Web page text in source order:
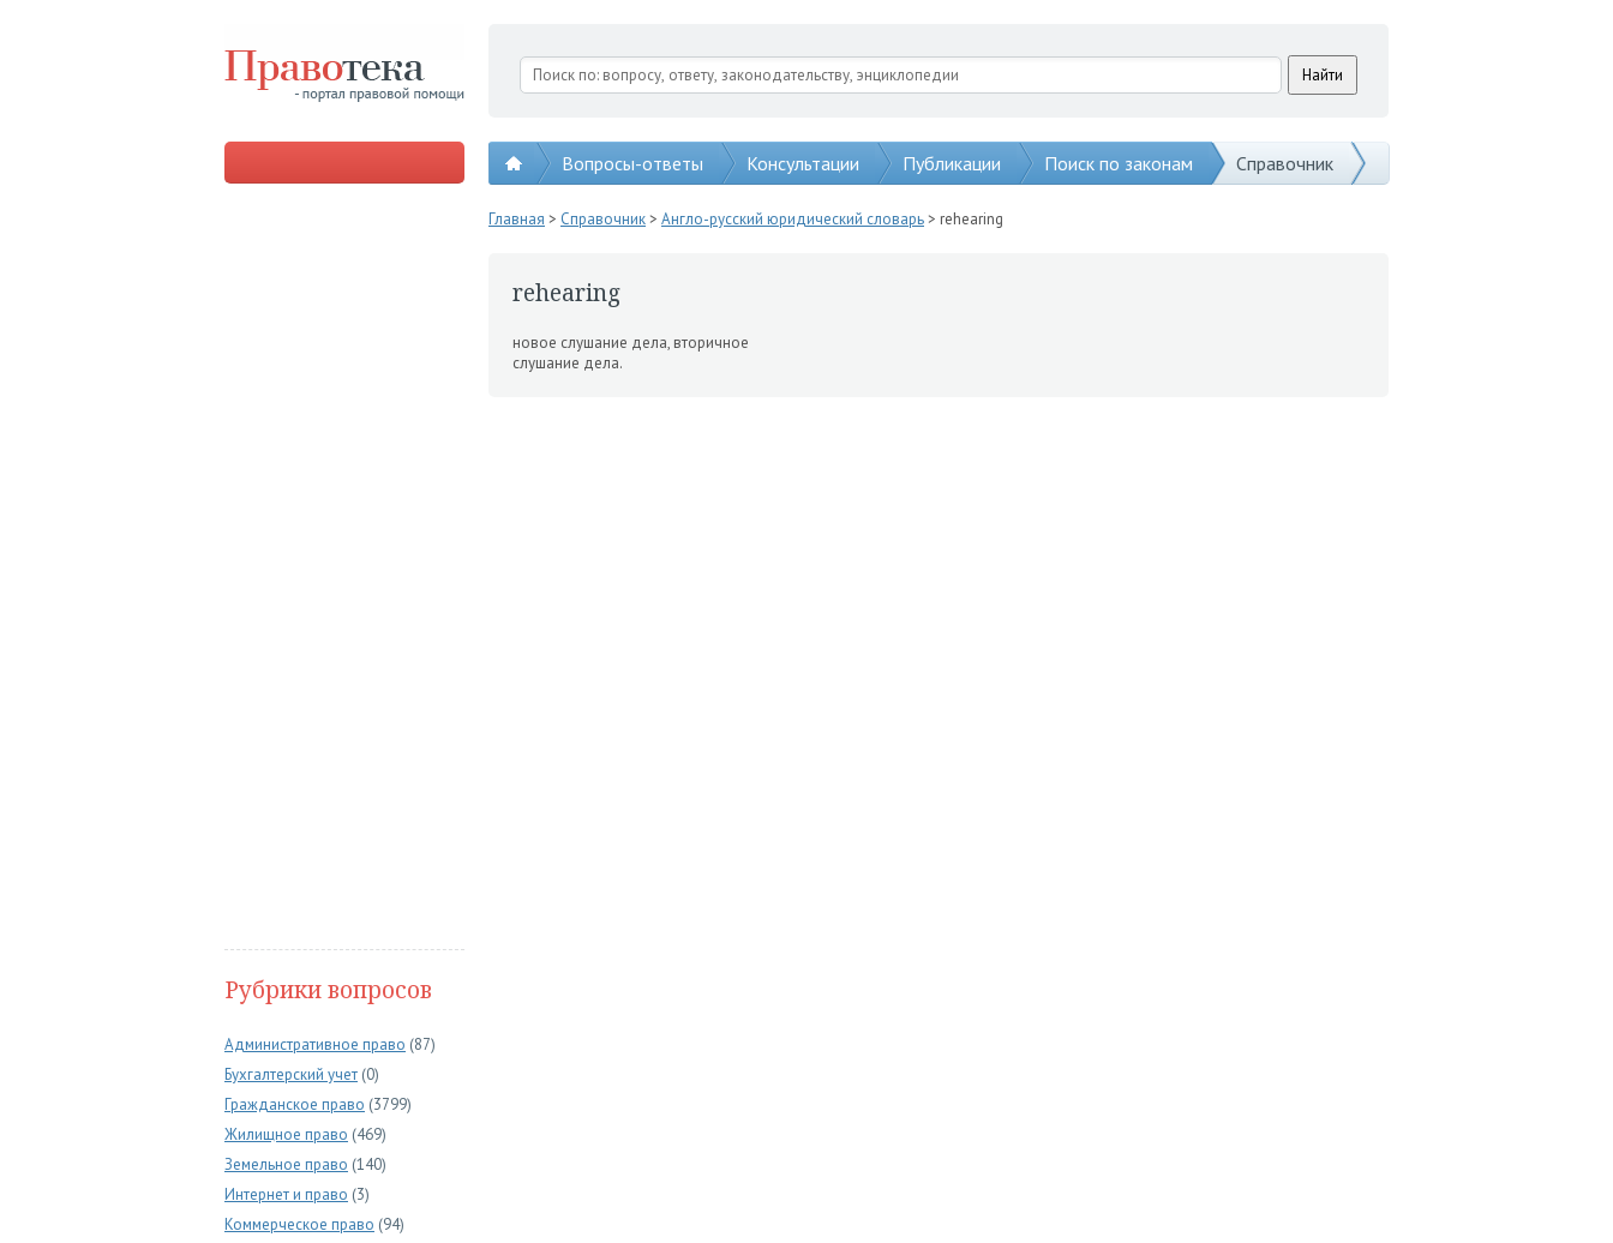
Вопросы-ответы Консультации Публикации Поиск по законам Справочник
Рубрики вопросов
Административное право (87)
Бухгалтерский учет (0)
Гражданское право (3799)
Жилищное право (469)
Земельное право (140)
Интернет и право (3)
Коммерческое право (94)
Главная > Справочник> Англо-русский юридический словарь> rehearing
rehearing
новое слушание дела, вто­ричное
слушание дела.